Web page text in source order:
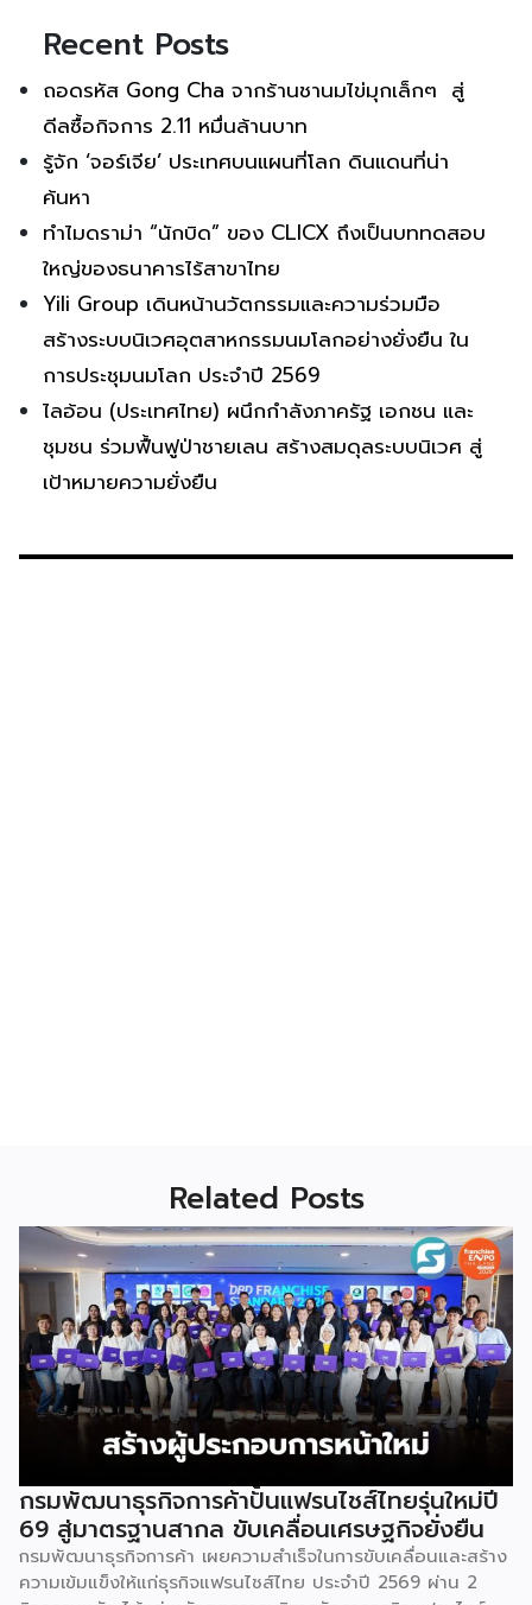
Recent Posts
ถอดรหัส Gong Cha จากร้านชานมไข่มุกเล็กๆ สู่
ดีลซื้อกิจการ 2.11 หมื่นล้านบาท
รู้จัก ‘จอร์เจีย’ ประเทศบนแผนที่โลก ดินแดนที่น่า
ค้นหา
ทำไมดราม่า “นักบิด” ของ CLICX ถึงเป็นบททดสอบ
ใหญ่ของธนาคารไร้สาขาไทย
Yili Group เดินหน้านวัตกรรมและความร่วมมือ
สร้างระบบนิเวศอุตสาหกรรมนมโลกอย่างยั่งยืน ใน
การประชุมนมโลก ประจำปี 2569
ไลอ้อน (ประเทศไทย) ผนึกกำลังภาครัฐ เอกชน และ
ชุมชน ร่วมฟื้นฟูป่าชายเลน สร้างสมดุลระบบนิเวศ สู่
เป้าหมายความยั่งยืน
Related Posts
กรมพัฒนาธุรกิจการค้าปั้นแฟรนไชส์ไทยรุ่นใหม่ปี
69 สู่มาตรฐานสากล ขับเคลื่อนเศรษฐกิจยั่งยืน
กรมพัฒนาธุรกิจการค้า เผยความสำเร็จในการขับเคลื่อนและสร้าง
ความเข้มแข็งให้แก่ธุรกิจแฟรนไชส์ไทย ประจำปี 2569 ผ่าน 2